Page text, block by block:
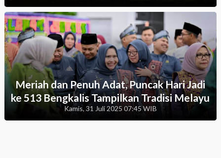
Meriah dan Penuh Adat, Puncak Hari Jadi
ke 513 Bengkalis Tampilkan Tradisi Melayu
Kamis, 31 Juli 2025 07:45 WIB